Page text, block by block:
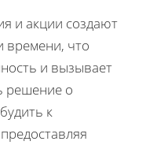
и акции создают
времени, что
и вызывает
решение о
к